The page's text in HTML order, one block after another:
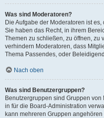
Was sind Moderatoren?
Die Aufgabe der Moderatoren ist
Sie haben das Recht, in ihrem
Themen zu schließen, zu öffnen, zu
verhindern Moderatoren, dass
Thema Passendes, oder
Nach oben
Was sind Benutzergruppen?
Benutzergruppen sind Gruppen
in für die Board-Administration
kann mehreren Gruppen